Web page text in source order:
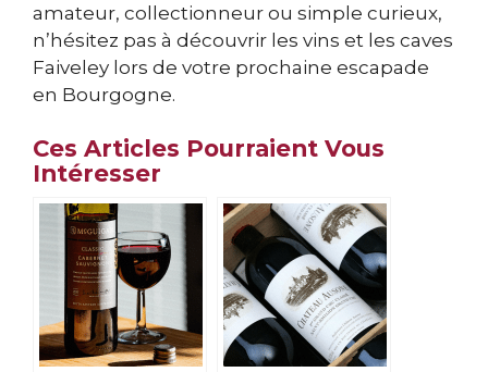
amateur, collectionneur ou simple curieux,
n’hésitez pas à découvrir les vins et les caves
Faiveley lors de votre prochaine escapade
en Bourgogne.
Ces Articles Pourraient Vous
Intéresser